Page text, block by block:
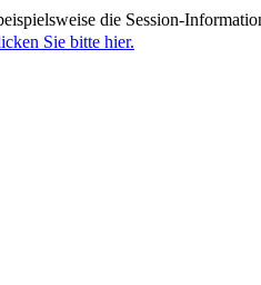
die Session-
Sie bitte hier.